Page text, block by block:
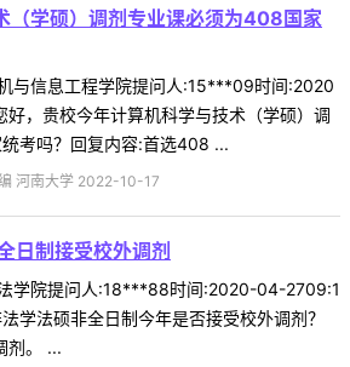
（学硕）调剂专业课必须为408国家
与信息工程学院提问人:15***09时间:2020
，贵校今年计算机科学与技术（学硕）调
考吗？回复内容:首选408 ...
河南大学 2022-10-17
日制接受校外调剂
学院提问人:18***88时间:2020-04-2709:1
学法硕非全日制今年是否接受校外调剂？
剂。 ...